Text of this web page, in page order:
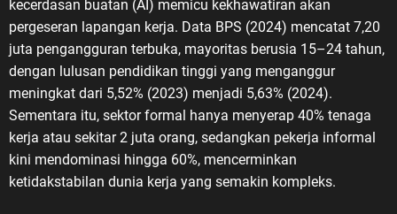
kecerdasan buatan (AI) memicu kekhawatiran akan
pergeseran lapangan kerja. Data BPS (2024) mencatat 7,20
juta pengangguran terbuka, mayoritas berusia 15–24 tahun,
dengan lulusan pendidikan tinggi yang menganggur
meningkat dari 5,52% (2023) menjadi 5,63% (2024).
Sementara itu, sektor formal hanya menyerap 40% tenaga
kerja atau sekitar 2 juta orang, sedangkan pekerja informal
kini mendominasi hingga 60%, mencerminkan
ketidakstabilan dunia kerja yang semakin kompleks.